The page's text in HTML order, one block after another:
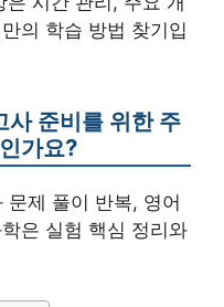
의 학습 방법 찾기입
준비를 위한 주
가요?
제 풀이 반복, 영어
은 실험 핵심 정리와